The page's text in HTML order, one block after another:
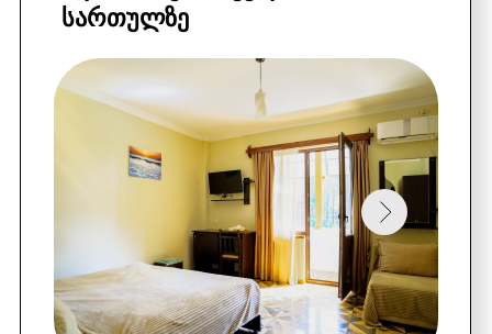
ᲒᲐᲣᲛᲯᲝᲑᲔᲡᲔᲑᲣᲚᲘ ᲜᲝᲛᲠᲔᲑᲘ ᲝᲠ
ᲐᲓᲐᲛᲘᲐᲜᲖᲔ,ᲡᲐᲕᲐᲠᲫᲚᲔᲑᲘᲗ ᲓᲘᲓᲘ
ᲐᲘᲕᲜᲔᲑᲘᲗ ᲓᲐ ᲖᲦᲕᲘᲡ ᲮᲔᲓᲘᲗ